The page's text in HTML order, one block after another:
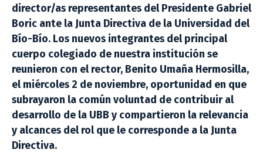
director/as representantes del Presidente Gabriel
Boric ante la Junta Directiva de la Universidad del
Bío-Bío. Los nuevos integrantes del principal
cuerpo colegiado de nuestra institución se
reunieron con el rector, Benito Umaña Hermosilla,
el miércoles 2 de noviembre, oportunidad en que
subrayaron la común voluntad de contribuir al
desarrollo de la UBB y compartieron la relevancia
y alcances del rol que le corresponde a la Junta
Directiva.